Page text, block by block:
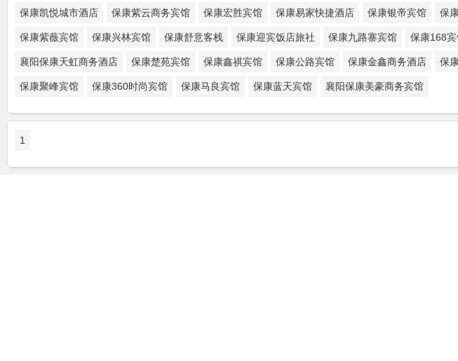
保康凯悦城市酒店 保康紫云商务宾馆 保康宏胜宾馆 保康易家快捷酒店 保康银帝宾馆 保
保康紫薇宾馆 保康兴林宾馆 保康舒意客栈 保康迎宾饭店旅社 保康九路寨宾馆 保康168
襄阳保康天虹商务酒店 保康楚苑宾馆 保康鑫祺宾馆 保康公路宾馆 保康金鑫商务酒店 保
保康聚峰宾馆 保康360时尚宾馆 保康马良宾馆 保康蓝天宾馆 襄阳保康美豪商务宾馆
1